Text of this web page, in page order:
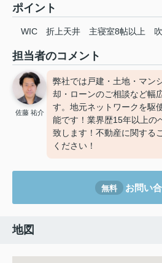
ポイント
WIC 折上天井 主寝室8帖以上
担当者のコメント
佐藤 祐介
弊社では戸建・土地・マン
却・ローンのご相談など幅
す。地元ネットワークを駆
能です！業界歴15年以上の
致します！不動産に関する
ください！
無料 お問い
地図